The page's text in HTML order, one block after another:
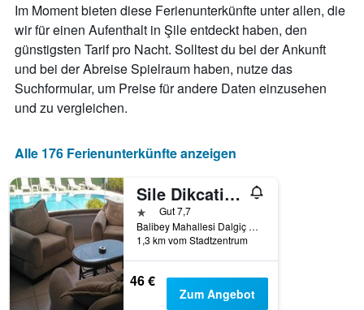
Im Moment bieten diese Ferienunterkünfte unter allen, die
wir für einen Aufenthalt in Şile entdeckt haben, den
günstigsten Tarif pro Nacht. Solltest du bei der Ankunft
und bei der Abreise Spielraum haben, nutze das
Suchformular, um Preise für andere Daten einzusehen
und zu vergleichen.
Alle 176 Ferienunterkünfte anzeigen
Sile Dikcati Pansiyon
1 SternGut 7,7
Balibey Mahallesi Dalgiç Sokak, Şile, Türkei
1,3 km vom Stadtzentrum
46 €
Zum Angebot